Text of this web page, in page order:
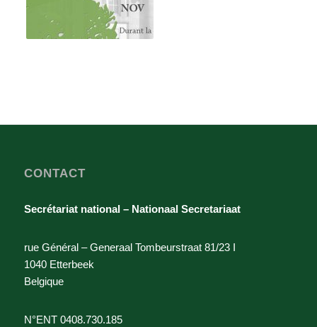
CONTACT
Secrétariat national – Nationaal Secretariaat
rue Général – Generaal Tombeurstraat 81/23 I
1040 Etterbeek
Belgique
N°ENT 0408.730.185